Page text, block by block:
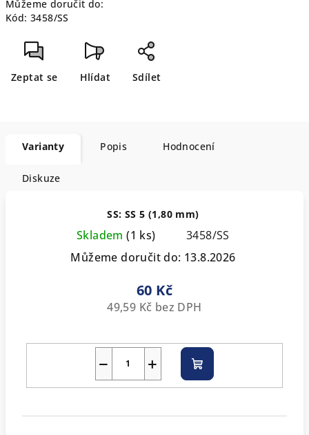
cena:
Můžeme doručit do:
Kód: 3458/SS
Zeptat se Hlídat Sdílet
Varianty Popis Hodnocení
Diskuze
SS: SS 5 (1,80 mm)
Skladem(1 ks)
3458/SS
Můžeme doručit do: 13.8.2026
60 Kč
49,59 Kč bez DPH
+
− Do
košíku